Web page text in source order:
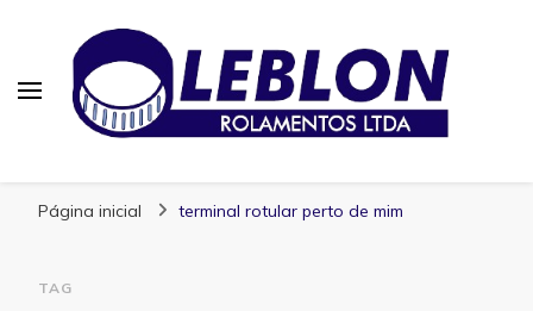
Página inicial terminal rotular perto de mim
TAG